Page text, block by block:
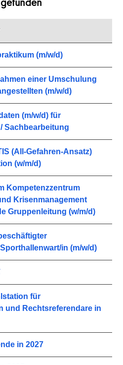
(m/w/d)
einer Umschulung
(m/w/d)
(m/w/d) für
Sachbearbeitung
(All-Gefahren-Ansatz)
(w/m/d)
Kompetenzzentrum
Krisenmanagement
Gruppenleitung (w/m/d)
in (m/w/d)
für
und Rechtsreferendare in
in 2027